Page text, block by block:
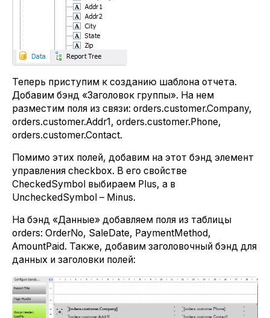
Теперь приступим к созданию шаблона отчета.
Добавим бэнд «Заголовок группы». На нем
разместим поля из связи: orders.customer.Company,
orders.customer.Addr1, orders.customer.Phone,
orders.customer.Contact.
Помимо этих полей, добавим на этот бэнд элемент
управления checkbox. В его свойстве
CheckedSymbol выбираем Plus, а в
UncheckedSymbol – Minus.
На бэнд «Данные» добавляем поля из таблицы
orders: OrderNo, SaleDate, PaymentMethod,
AmountPaid. Также, добавим заголовочный бэнд для
данных и заголовки полей: